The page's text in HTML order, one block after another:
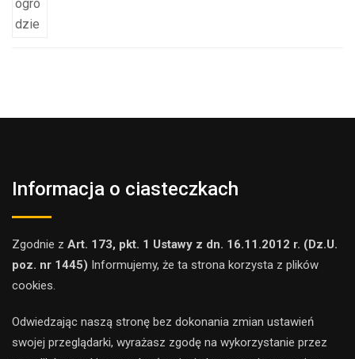
Informacja o ciasteczkach
Zgodnie z Art. 173, pkt. 1 Ustawy z dn. 16.11.2012 r. (Dz.U.
poz. nr 1445) Informujemy, że ta strona korzysta z plików
cookies.
Odwiedzając naszą stronę bez dokonania zmian ustawień
swojej przeglądarki, wyrażasz zgodę na wykorzystanie przez